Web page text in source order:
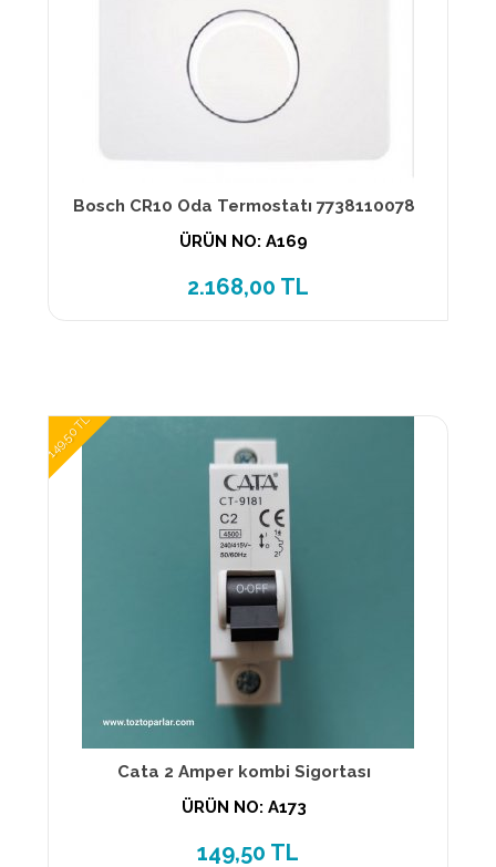
Bosch CR10 Oda Termostatı 7738110078
ÜRÜN NO: A169
2.168,00 TL
149,50 TL
Cata 2 Amper kombi Sigortası
ÜRÜN NO: A173
149,50 TL